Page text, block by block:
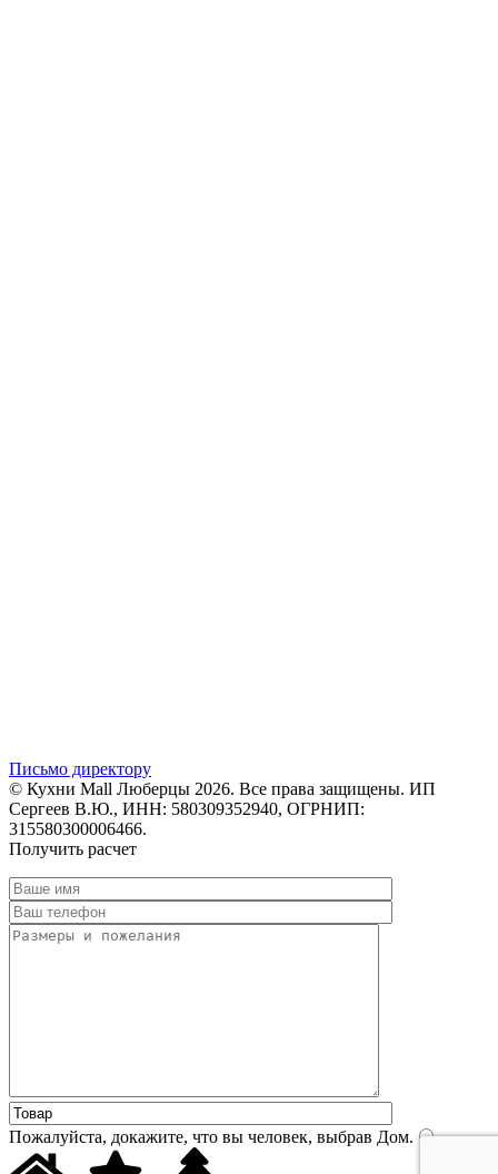
Письмо директору
© Кухни Mall Люберцы 2026. Все права защищены. ИП
Сергеев В.Ю., ИНН: 580309352940, ОГРНИП:
315580300006466.
Получить расчет
Пожалуйста, докажите, что вы человек, выбрав Дом.